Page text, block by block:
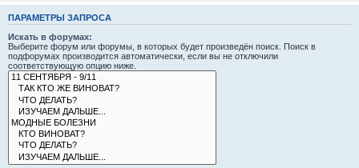
ПАРАМЕТРЫ ЗАПРОСА
Искать в форумах:
Выберите форум или форумы, в которых будет произведён поиск. Поиск в
подфорумах производится автоматически, если вы не отключили
соответствующую опцию ниже.